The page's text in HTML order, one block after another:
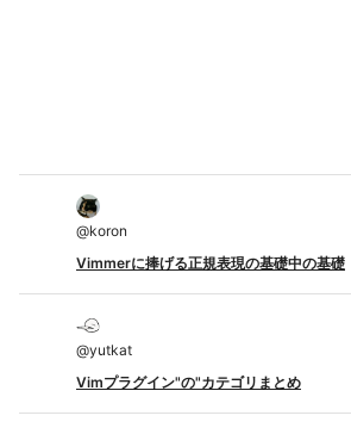
@koron
Vimmerに捧げる正規表現の基礎中の基礎
@yutkat
Vimプラグイン"の"カテゴリまとめ